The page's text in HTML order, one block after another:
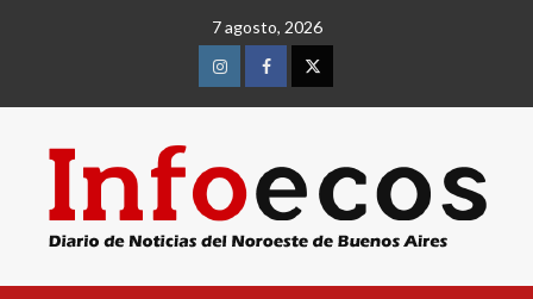
7 agosto, 2026
InstagramFacebookTwitter